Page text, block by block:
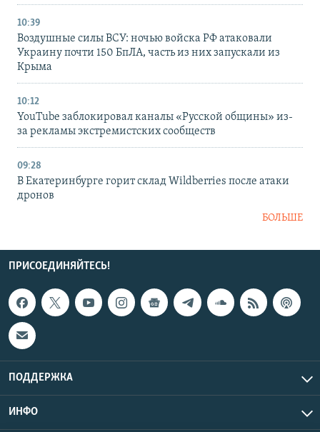
10:39
Воздушные силы ВСУ: ночью войска РФ атаковали
Украину почти 150 БпЛА, часть из них запускали из
Крыма
10:12
YouTube заблокировал каналы «Русской общины» из-
за рекламы экстремистских сообществ
09:28
В Екатеринбурге горит склад Wildberries после атаки
дронов
БОЛЬШЕ
ПРИСОЕДИНЯЙТЕСЬ!
ПОДДЕРЖКА
ИНФО